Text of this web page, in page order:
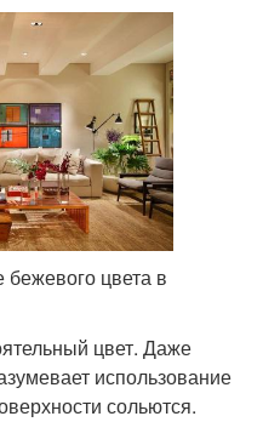
цвета в
цвет. Даже
использование
сольются.